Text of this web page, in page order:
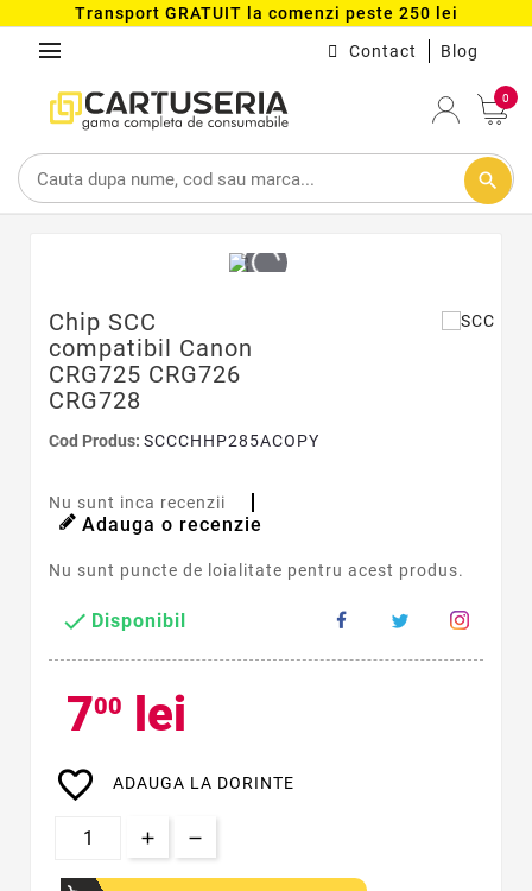
Transport GRATUIT la comenzi peste 250 lei
menu Contact Blog
0
search
Chip SCC
compatibil Canon
CRG725 CRG726
CRG728
Cod Produs: SCCCHHP285ACOPY
Nu sunt inca recenzii
Adauga o recenzie
Nu sunt puncte de loialitate pentru acest produs.
 Disponibil
700 lei
favorite_border ADAUGA LA DORINTE